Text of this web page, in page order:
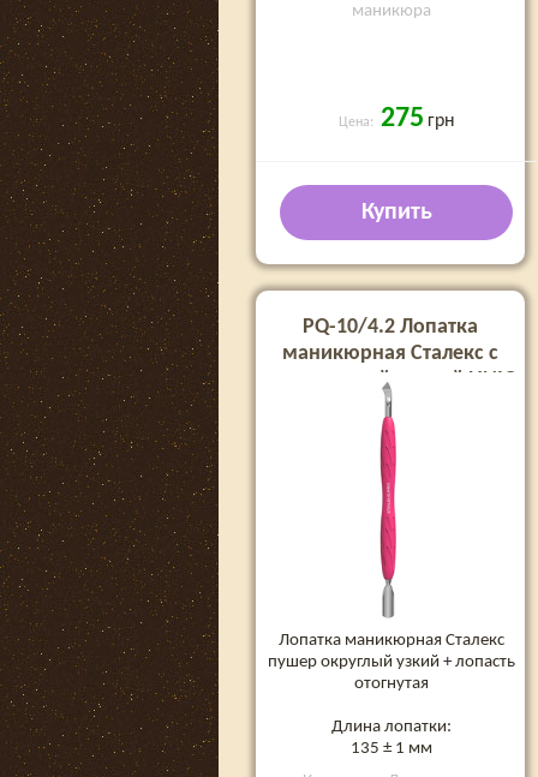
маникюра
Цена: 275 грн
Купить
PQ-10/4.2 Лопатка
маникюрная Сталекс с
силиконовой ручкой UNIQ
10 TYPE 4.2
Лопатка маникюрная Сталекс
пушер округлый узкий + лопасть
отогнутая
Длина лопатки:
135 ± 1 мм